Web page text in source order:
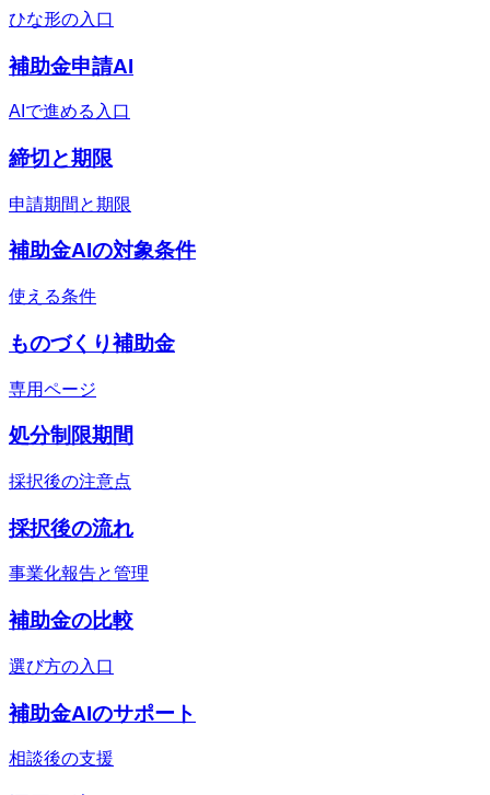
ひな形の入口
補助金申請AI
AIで進める入口
締切と期限
申請期間と期限
補助金AIの対象条件
使える条件
ものづくり補助金
専用ページ
処分制限期間
採択後の注意点
採択後の流れ
事業化報告と管理
補助金の比較
選び方の入口
補助金AIのサポート
相談後の支援